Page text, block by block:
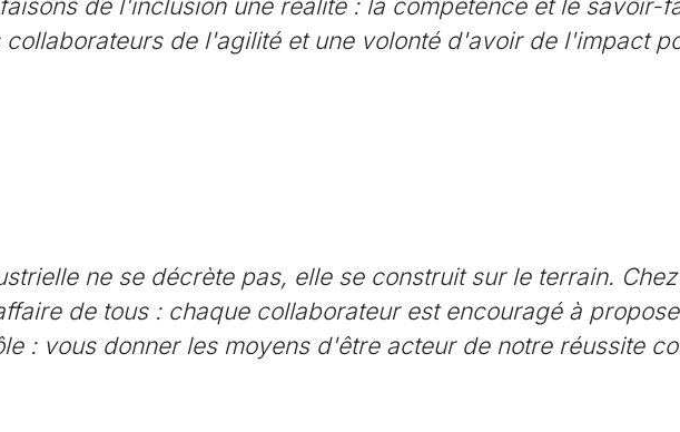
de l'inclusion une réalité : la compétence et le savoir-
de l'agilité et une volonté d'avoir de l'impact
ne se décrète pas, elle se construit sur le terrain.
de tous : chaque collaborateur est encouragé à
: vous donner les moyens d'être acteur de notre réussite